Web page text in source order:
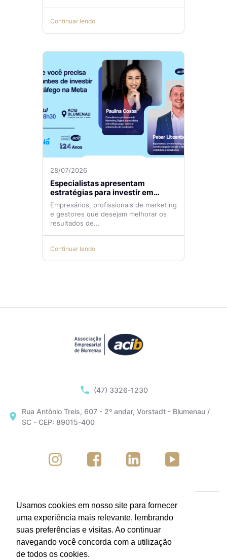
Continuar lendo
28/07/2026
Especialistas apresentam
estratégias para investir em
tráfego pago com mais eficiência
Empresários, profissionais de marketing
e gestores que desejam melhorar os
resultados de...
Continuar lendo
(47) 3326-1230
Rua Antônio Treis, 607 - 2º andar, Vorstadt - Blumenau /
SC - CEP: 89015-400
Usamos cookies em nosso site para fornecer
uma experiência mais relevante, lembrando
suas preferências e visitas. Ao continuar
navegando você concorda com a utilização
de todos os cookies.